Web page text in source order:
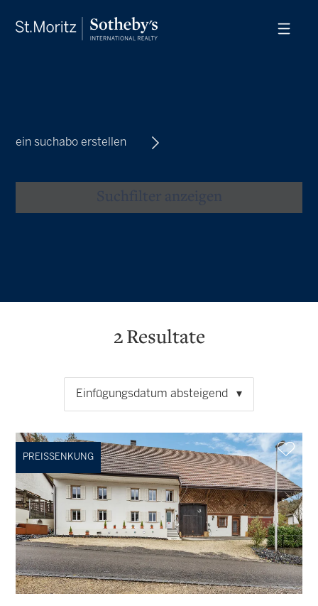
ein suchabo erstellen
2Resultate
Einfügungsdatum absteigend
PREISSENKUNG